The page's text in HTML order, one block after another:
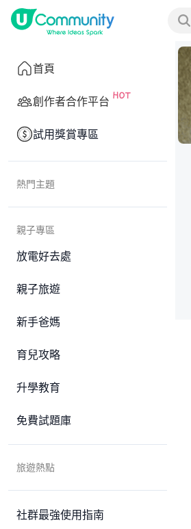
首頁
創作者合作平台
試用獎賞專區
熱門主題
親子專區
放電好去處
親子旅遊
新手爸媽
育兒攻略
升學教育
免費試題庫
旅遊熱點
社群最強使用指南